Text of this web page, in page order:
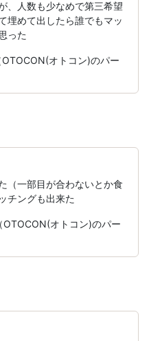
、人数も少なめで第三希望
埋めて出したら誰でもマッ
った
オトコン)のパー
（一部目が合わないとか食
チングも出来た
オトコン)のパー